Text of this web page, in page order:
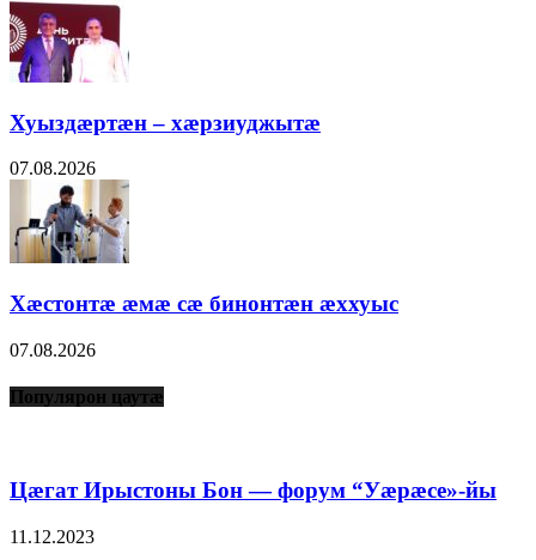
Хуыздæртæн – хæрзиуджытæ
07.08.2026
Хæстонтæ æмæ сæ бинонтæн æххуыс
07.08.2026
Популярон цаутæ
Цæгат Ирыстоны Бон — форум “Уæрæсе»-йы
11.12.2023